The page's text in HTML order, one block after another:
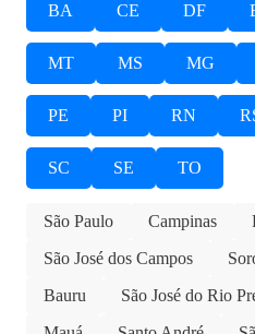
BA CE DF
MT MS MG
PE PI RN
SC SE TO
São Paulo Campinas
São José dos Campos
Bauru
São José do Rio